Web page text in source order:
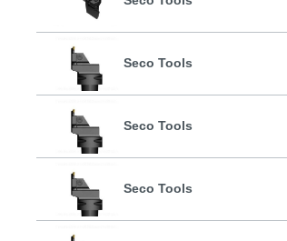
Seco Tools
Seco Tools
Seco Tools